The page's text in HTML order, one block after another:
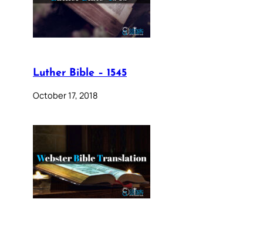
Luther Bible – 1545
October 17, 2018